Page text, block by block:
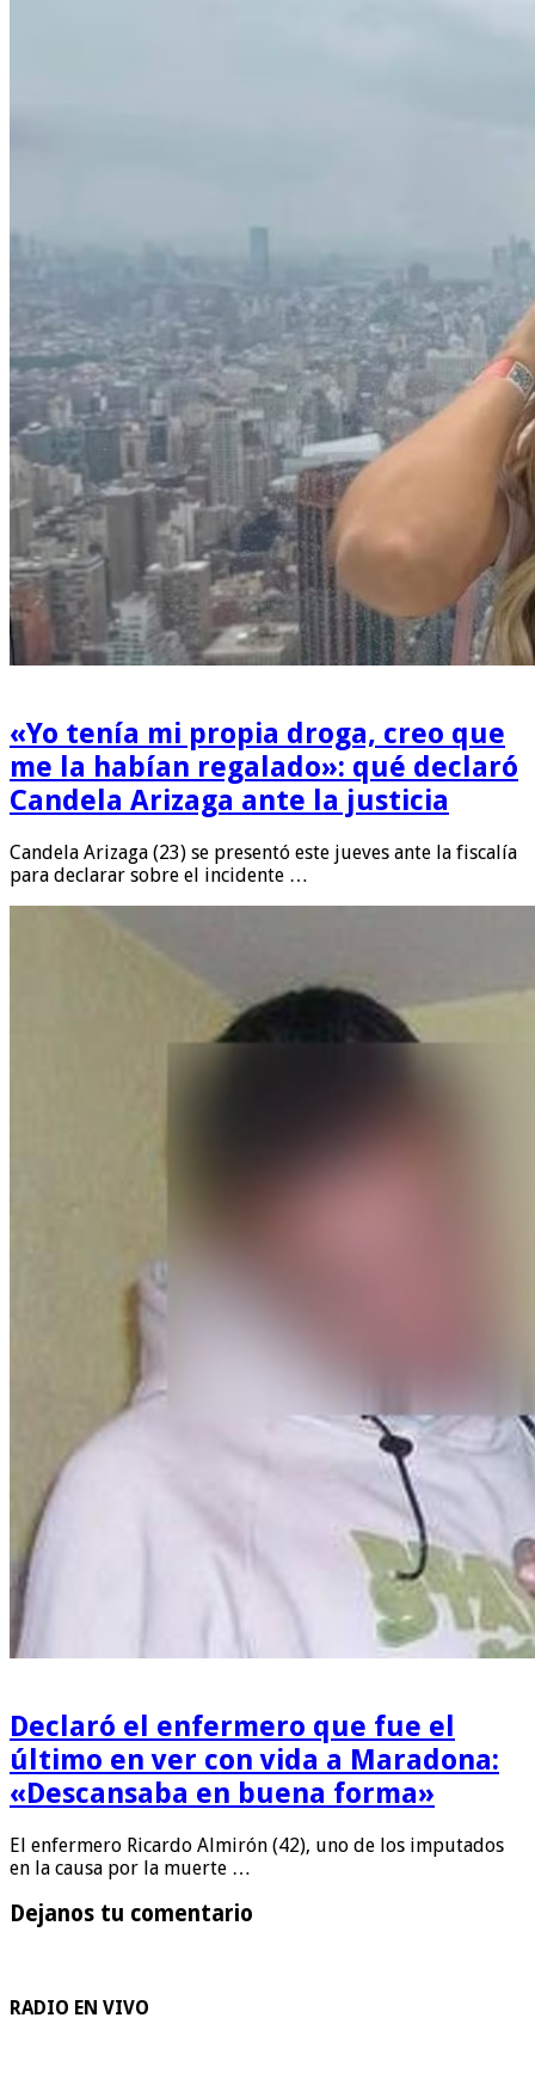
«Yo tenía mi propia droga, creo que
me la habían regalado»: qué declaró
Candela Arizaga ante la justicia
Candela Arizaga (23) se presentó este jueves ante la fiscalía
para declarar sobre el incidente …
Declaró el enfermero que fue el
último en ver con vida a Maradona:
«Descansaba en buena forma»
El enfermero Ricardo Almirón (42), uno de los imputados
en la causa por la muerte …
Dejanos tu comentario
RADIO EN VIVO